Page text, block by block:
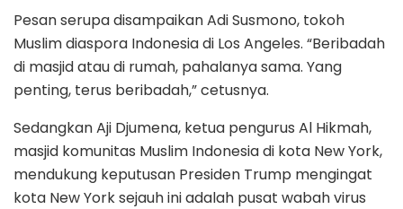
Pesan serupa disampaikan Adi Susmono, tokoh
Muslim diaspora Indonesia di Los Angeles. “Beribadah
di masjid atau di rumah, pahalanya sama. Yang
penting, terus beribadah,” cetusnya.
Sedangkan Aji Djumena, ketua pengurus Al Hikmah,
masjid komunitas Muslim Indonesia di kota New York,
mendukung keputusan Presiden Trump mengingat
kota New York sejauh ini adalah pusat wabah virus